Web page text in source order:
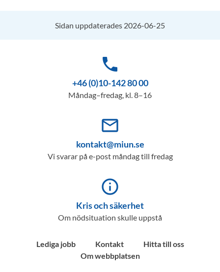
Sidan uppdaterades 2026-06-25
phone
+46 (0)10-142 80 00
Måndag–fredag, kl. 8–16
mail_outline
kontakt@miun.se
Vi svarar på e-post måndag till fredag
info_outline
Kris och säkerhet
Om nödsituation skulle uppstå
Lediga jobb Kontakt
Hitta till oss
Om webbplatsen